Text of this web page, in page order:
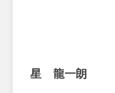
星 龍一朗